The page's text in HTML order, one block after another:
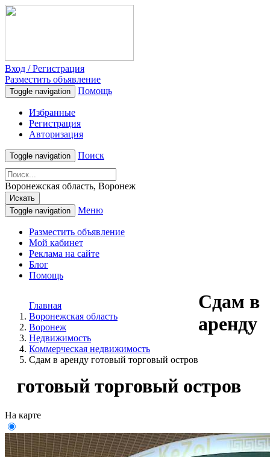
Вход / Регистрация
Разместить объявление
Toggle navigation Помощь
Избранные
Регистрация
Авторизация
Toggle navigation Поиск
Воронежская область, Воронеж
Искать
Toggle navigation
Меню
Разместить объявление
Мой кабинет
Реклама на сайте
Блог
Помощь
Главная
Воронежская область
Воронеж
Недвижимость
Коммерческая недвижимость
Сдам в аренду готовый торговый остров
Сдам в
аренду
готовый торговый остров
На карте